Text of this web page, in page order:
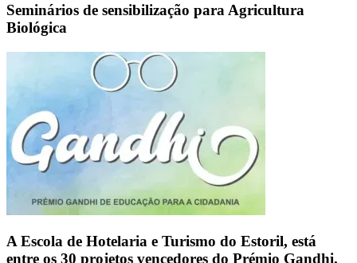
Seminários de sensibilização para Agricultura
Biológica
A Escola de Hotelaria e Turismo do Estoril, está
entre os 30 projetos vencedores do Prémio Gandhi.